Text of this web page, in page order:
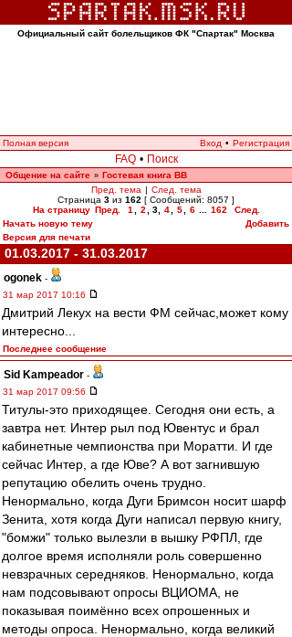
Официальный сайт болельщиков ФК "Спартак" Москва
Полная версия Вход • Регистрация
FAQ • Поиск
Общение на сайте » Гостевая книга ВВ
Пред. тема | След. тема
Страница 3 из 162 [ Сообщений: 8057 ]
На страницу Пред. 1 2 3, 4 5 6 162
След.
Начать новую тему
Добавить
Версия для печати
01.03.2017 - 31.03.2017
ogonek -
31 мар 2017 10:16
Дмитрий Лекух на вести ФМ сейчас,может кому
интересно...
Последнее сообщение
Sid Kampeador -
31 мар 2017 09:56
Титулы-это приходящее. Сегодня они есть, а
завтра нет. Интер рыл под Ювентус и брал
кабинетные чемпионства при Моратти. И где
сейчас Интер, а где Юве? А вот загнившую
репутацию обелить очень трудно.
Ненормально, когда Дуги Бримсон носит шарф
Зенита, хотя когда Дуги написал первую книгу,
"бомжи" только вылезли в вышку РФПЛ, где
долгое время исполняли роль совершенно
невзрачных середняков. Ненормально, когда
нам подсовывают опросы ВЦИОМА, не
показывая поимённо всех опрошенных и
методы опроса. Ненормально, когда великий